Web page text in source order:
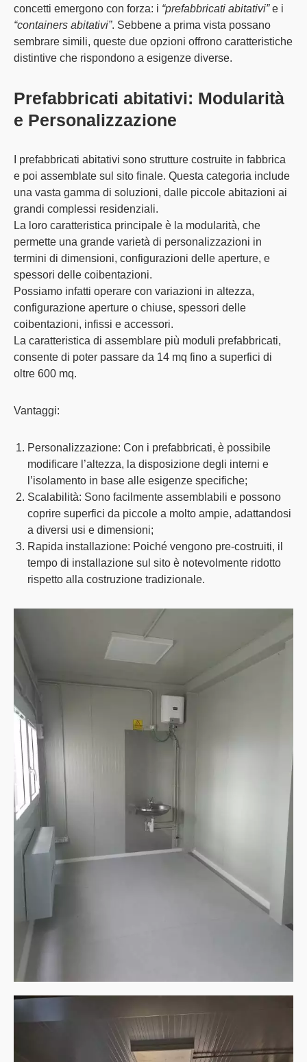
concetti emergono con forza: i “prefabbricati abitativi”e i
“containers abitativi”. Sebbene a prima vista possano
sembrare simili, queste due opzioni offrono caratteristiche
distintive che rispondono a esigenze diverse.
Prefabbricati abitativi: Modularità
e Personalizzazione
prefabbricati abitativi sono strutture costruite in fabbrica
e poi assemblate sul sito finale. Questa categoria include
una vasta gamma di soluzioni, dalle piccole abitazioni ai
grandi complessi residenziali.
La loro caratteristica principale è la modularità, che
permette una grande varietà di personalizzazioni in
termini di dimensioni, configurazioni delle aperture, e
spessori delle coibentazioni.
Possiamo infatti operare con variazioni in altezza,
configurazione aperture o chiuse, spessori delle
coibentazioni, infissi e accessori.
La caratteristica di assemblare più moduli prefabbricati,
consente di poter passare da 14 mq fino a superfici di
oltre 600 mq.
Vantaggi:
Personalizzazione: Con i prefabbricati, è possibile
modificare l’altezza, la disposizione degli interni e
l’isolamento in base alle esigenze specifiche;
Scalabilità: Sono facilmente assemblabili e possono
coprire superfici da piccole a molto ampie, adattandosi
a diversi usi e dimensioni;
Rapida installazione: Poiché vengono pre-costruiti, il
tempo di installazione sul sito è notevolmente ridotto
rispetto alla costruzione tradizionale.